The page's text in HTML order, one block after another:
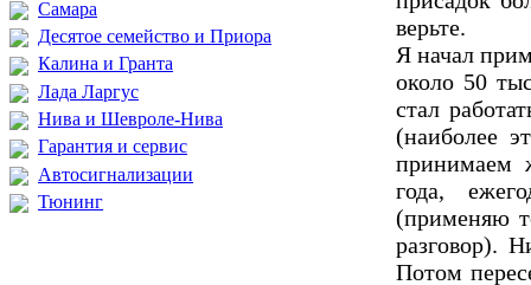
Самара
Десятое семейство и Приора
Калина и Гранта
Лада Ларгус
Нива и Шевроле-Нива
Гарантия и сервис
Автосигнализации
Тюнинг
верьте.
Я начал
около 50
стал
(наиболее
принимаем
года,
(применяю
разговор).
Потом